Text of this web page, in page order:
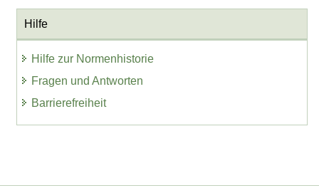
Hilfe
Hilfe zur Normenhistorie
Fragen und Antworten
Barrierefreiheit